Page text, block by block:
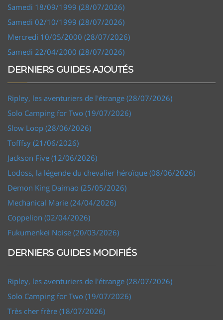
Samedi 18/09/1999 (28/07/2026)
Samedi 02/10/1999 (28/07/2026)
Mercredi 10/05/2000 (28/07/2026)
Samedi 22/04/2000 (28/07/2026)
DERNIERS GUIDES AJOUTÉS
Ripley, les aventuriers de l'étrange (28/07/2026)
Solo Camping for Two (19/07/2026)
Slow Loop (28/06/2026)
Tofffsy (21/06/2026)
Jackson Five (12/06/2026)
Lodoss, la légende du chevalier héroïque (08/06/2026)
Demon King Daimao (25/05/2026)
Mechanical Marie (24/04/2026)
Coppelion (02/04/2026)
Fukumenkei Noise (20/03/2026)
DERNIERS GUIDES MODIFIÉS
Ripley, les aventuriers de l'étrange (28/07/2026)
Solo Camping for Two (19/07/2026)
Très cher frère (18/07/2026)